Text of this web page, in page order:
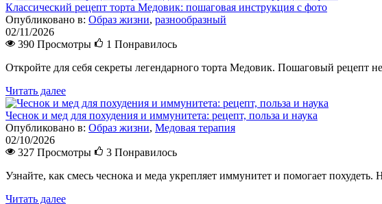
Классический рецепт торта Медовик: пошаговая инструкция с фото
Опубликовано в: Образ жизни, разнообразный
02/11/2026
390 Просмотры
1 Понравилось
Откройте для себя секреты легендарного торта Медовик. Пошаговый рецепт
Читать далее
Чеснок и мед для похудения и иммунитета: рецепт, польза и наука
Опубликовано в: Образ жизни, Медовая терапия
02/10/2026
327 Просмотры
3 Понравилось
Узнайте, как смесь чеснока и меда укрепляет иммунитет и помогает
Читать далее